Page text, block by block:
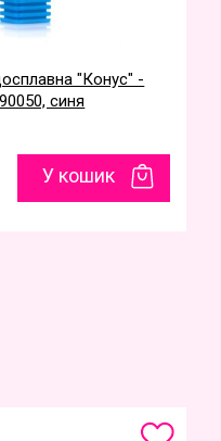
"Конус" -
синя
У кошик